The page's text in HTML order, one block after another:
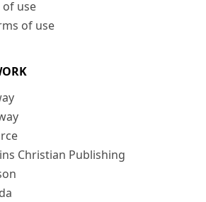
of use
of use
Christian Publishing